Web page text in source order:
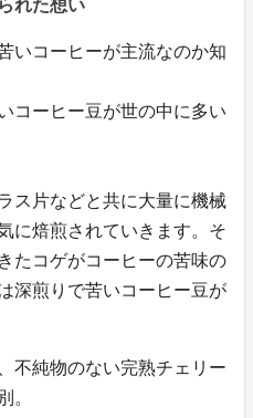
れた想い
いコーヒーが主流なのか知
コーヒー豆が世の中に多い
ス片などと共に大量に機械
に焙煎されていきます。そ
たコゲがコーヒーの苦味の
深煎りで苦いコーヒー豆が
不純物のない完熟チェリー
。